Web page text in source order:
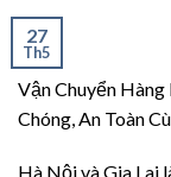
27
Th5
Vận Chuyển
Chóng, An Toàn
Hà Nội và Gia Lai